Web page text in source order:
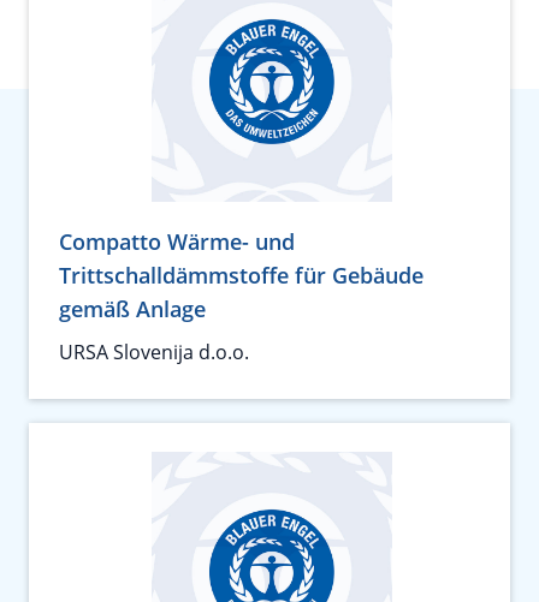
Compatto Wärme- und
Trittschalldämmstoffe für Gebäude
gemäß Anlage
URSA Slovenija d.o.o.